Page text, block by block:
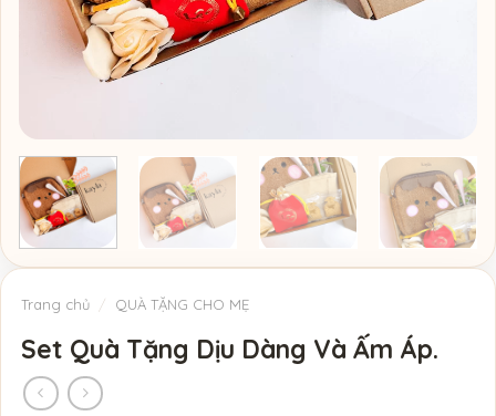
Trang chủ / QUÀ TẶNG CHO MẸ
Set Quà Tặng Dịu Dàng Và Ấm Áp.